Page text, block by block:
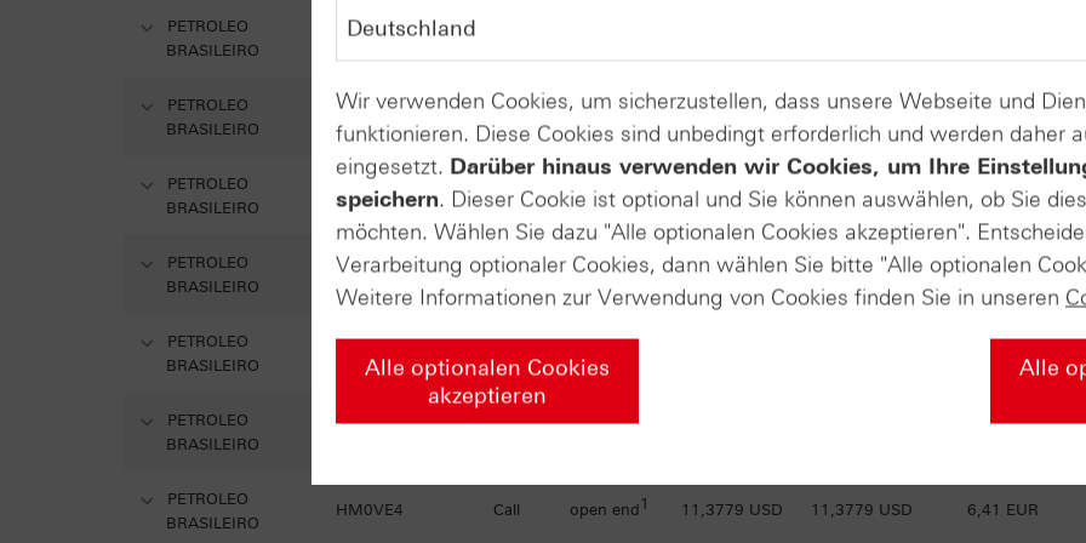
PETROLEO
BRASILEIRO
HM1PDV
PETROLEO
BRASILEIRO
open end 1 12,8721 USD
PETROLEO
BRASILEIRO
HM1FMJ Call open end 1 12,5628 USD 12,5628 USD 5,39 EUR
PETROLEO
BRASILEIRO
HM1C05 Call open end1 12,2541 USD 12,2541 USD 5,65 EUR
PETROLEO
BRASILEIRO
PETROLEO
BRASILEIRO
PETROLEO
BRASILEIRO
HM0VE4 Call open end1 11,3779 USD 11,3779 USD 6,41 EUR
Wir verwenden Cookies, um sicherzustellen, dass unsere Webseite und
funktionieren. Diese Cookies sind unbedingt erforderlich und werden daher
eingesetzt. Darüber hinaus verwenden wir Cookies, um Ihre
speichern. Dieser Cookie ist optional und Sie können auswählen, ob Sie
möchten. Wählen Sie dazu "Alle optionalen Cookies akzeptieren".
Verarbeitung optionaler Cookies, dann wählen Sie bitte "Alle optionalen
Weitere Informationen zur Verwendung von Cookies finden Sie in unseren
Alle optionalen Cookies
akzeptieren
Alle